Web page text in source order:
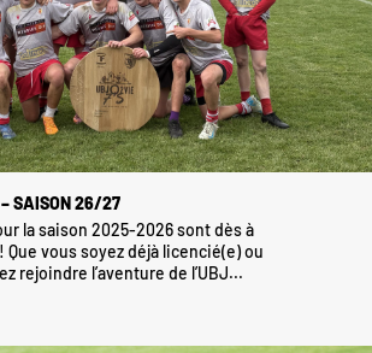
SAISON 26/27
la saison 2025-2026 sont dès à
vous soyez déjà licencié(e) ou
rejoindre l’aventure de l’UBJ...